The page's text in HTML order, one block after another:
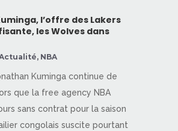
l’offre des Lakers
les Wolves dans
, NBA
Kuminga continue de
que la free agency NBA
sans contrat pour la saison
congolais suscite pourtant